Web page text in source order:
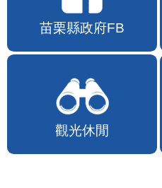
苗栗縣政府FB
觀光休閒